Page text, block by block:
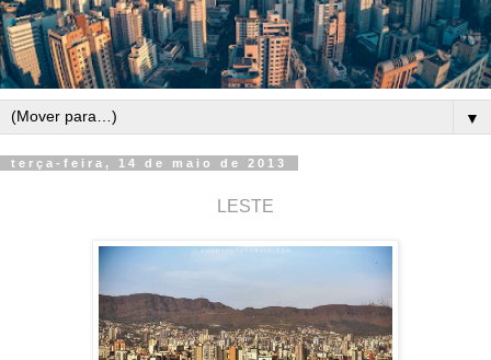
▼
terça-feira, 14 de maio de 2013
LESTE